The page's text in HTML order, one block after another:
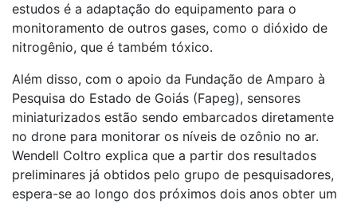
estudos é a adaptação do equipamento para o
monitoramento de outros gases, como o dióxido de
nitrogênio, que é também tóxico.
Além disso, com o apoio da Fundação de Amparo à
Pesquisa do Estado de Goiás (Fapeg), sensores
miniaturizados estão sendo embarcados diretamente
no drone para monitorar os níveis de ozônio no ar.
Wendell Coltro explica que a partir dos resultados
preliminares já obtidos pelo grupo de pesquisadores,
espera-se ao longo dos próximos dois anos obter um